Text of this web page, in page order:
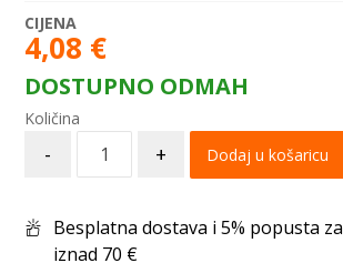
4,08 €
DOSTUPNO ODMAH
- + Dodaj u košaricu
Besplatna dostava i 5% popusta
iznad 70 €